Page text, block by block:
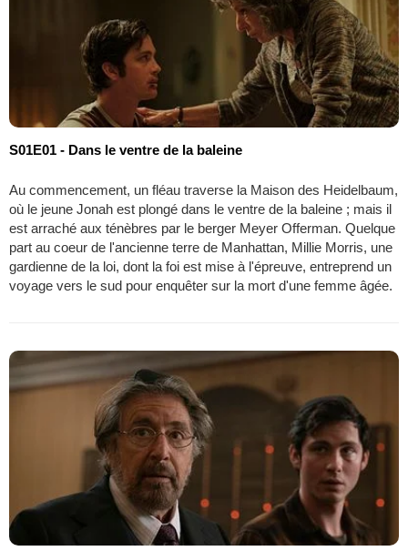
S01E01 - Dans le ventre de la baleine
Au commencement, un fléau traverse la Maison des Heidelbaum,
où le jeune Jonah est plongé dans le ventre de la baleine ; mais il
est arraché aux ténèbres par le berger Meyer Offerman. Quelque
part au coeur de l'ancienne terre de Manhattan, Millie Morris, une
gardienne de la loi, dont la foi est mise à l'épreuve, entreprend un
voyage vers le sud pour enquêter sur la mort d'une femme âgée.